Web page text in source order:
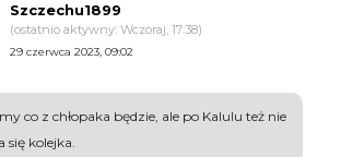
Szczechu1899
(ostatnio aktywny: Wczoraj, 17:38)
29 czerwca 2023, 09:02
co z chłopaka będzie, ale po Kalulu też nie
się kolejka.